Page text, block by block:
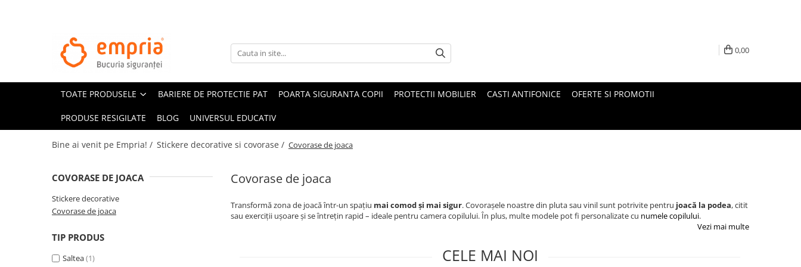
TOATE PRODUSELE
Oferte Protectii Laterale Pat
Bariere protectie pentru pat
Aparatori laterale patut bebe
Sigurante pentru sertare si usi
Sigurante geamuri si usi glisante
Kituri de siguranta pentru copii si
Protectii casa
0,00
TOATE PRODUSELE BARIERE DE PROTECTIE PAT POARTA SIGURANTA COPII PROTECTII MOBILIER CASTI ANTIFONICE OFERTE SI PROMOTII
PRODUSE RESIGILATE BLOG UNIVERSUL EDUCATIV
Bine ai venit pe Empria! / Stickere decorative si covorase / Covorase de joaca
Covorase de joaca
Transformă zona de joacă într-un spațiu mai comod și mai sigur. Covorașele noastre din pluta sau vinil sunt potrivite pentru joacă la podea, citit
sau exerciții ușoare și se întrețin rapid – ideale pentru camera copilului. În plus, multe modele pot fi personalizate cu numele copilului.
Vezi mai multe
COVORASE DE JOACA
Stickere decorative
Covorase de joaca
TIP PRODUS
Saltea(1)
CELE MAI NOI